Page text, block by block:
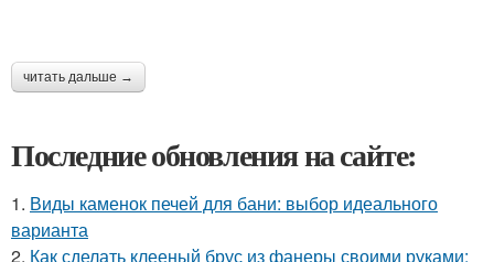
читать дальше →
Последние обновления на сайте:
1. Виды каменок печей для бани: выбор идеального
варианта
2. Как сделать клееный брус из фанеры своими руками: